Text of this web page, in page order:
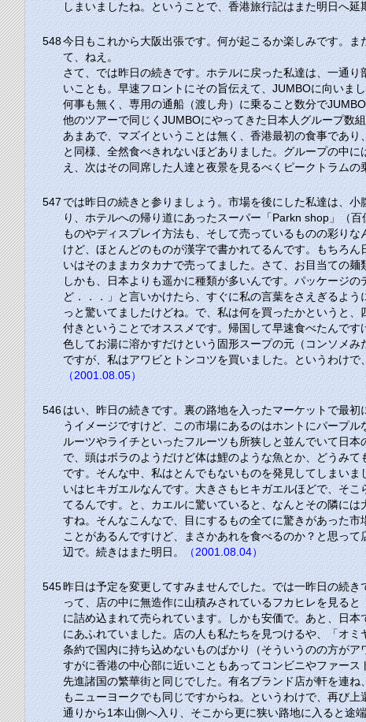
しまいましたね。ということで、香港旅行記はまた明日へ延
548今日もこれから大阪出張です。何が起こるか楽しみです。
て、ねえ。
さて、では昨日の続きです。ホテルに戻った私達は、一通
いことも。早速フロントにその旨伝えて、JUMBOに向いま
何事も無く、専用の通船（渡し舟）に乗ること数分でJUMBO
他のツアーで同じくJUMBOにやってきた日本人グループ数
あまあで、マズイということは無く、香港最初の食事であ
と同様、全然食べきれないほどありました。グループの中
え、次はその同席した人達と夜景を見るべくピークトラム
547 では昨日の続きと参りましょう。市場を後にした私達は、
り、ホテルへの帰り道にあったスーパー「Parkn shop」（百
ものやディスプレイ方法も、そして売っているものの彩り
けど、ほとんどのものが漢字で書かれてるんです。もちろ
いはそのままカタカナで売ってました。さて、お目当ての
しかも、日本よりも遥かに種類が多いんです。パッケージ
ど．．．」と言いかけたら、すぐに私の言葉をさえぎるよ
っと驚いてましたけどね。で、私は何を買ったかというと
付きということでオススメです。帰国して早速食べたんで
色してお湯に溶かすだけという固形スープの元（コンソメ
ですが、私はアワビとトンコツを買いました。というわけで
（2001.08.05）
546はい、昨日の続きです。裏の路地を入ったマーケットで最
うイメージですけど、この市場にあるのはホントにパープ
ルーツやライチといったフルーツも所狭しと並んでいて日
で、頭はボラのようだけど体は鯉のような魚とか、どうみ
です。そんな中、私はとんでもないものを発見してしまい
いはヒキガエルなんです。大きさもヒキガエルほどで、そ
てるんです。と、カエルに驚いていると、なんとその隣に
すね。そんなこんなで、目にするもの全てに驚きがあった
ことがあるんですけど、まさかあれを食べるのか？と思っ
辺で。続きはまた明日。（2001.08.04）
545昨日は予定を変更してすみませんでした。では一昨日の続
って、店の中に無造作に山積みされているフカヒレを見る
に詰め込まれて売られています。しかも安価で。あと、日
にあふれていました。店の人も私たちを見つけるや、「オ
条約で国内に持ち込めないものばかり（そういうのの方が
すがに香港の中心部に近いこともあってコンビニやファー
先進諸国の繁華街と同じでした。有名ブランド店が軒を連
もニューヨークでも同じですからね。というわけで、再び
通りから1本山側へ入り、そこから更に狭い路地に入ると途